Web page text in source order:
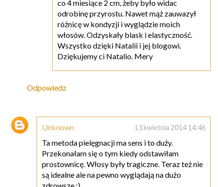
co 4 miesiące 2 cm, żeby było widac
odrobinę przyrostu. Nawet mąż zauwazył
różnicę w kondyzji i wyglądzie moich
włosów. Odzyskały blask i elastyczność.
Wszystko dzięki Natalii i jej blogowi.
Dziękujemy ci Natalio. Mery
Odpowiedz
Unknown 13 kwietnia 2014 14:46
Ta metoda pielęgnacji ma sens i to duży.
Przekonałam się o tym kiedy odstawiłam
prostownicę. Włosy były tragiczne. Teraz też nie
są idealne ale na pewno wyglądają na dużo